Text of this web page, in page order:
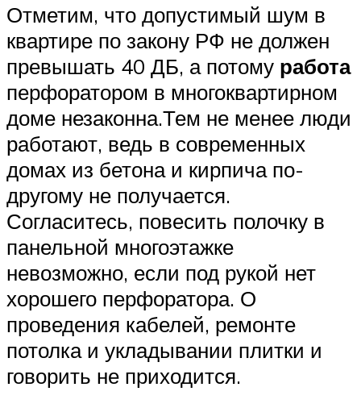
Отметим, что допустимый шум в
квартире по закону РФ не должен
превышать 40 ДБ, а потому работа
перфоратором в многоквартирном
доме незаконна.Тем не менее люди
работают, ведь в современных
домах из бетона и кирпича по-
другому не получается.
Согласитесь, повесить полочку в
панельной многоэтажке
невозможно, если под рукой нет
хорошего перфоратора. О
проведения кабелей, ремонте
потолка и укладывании плитки и
говорить не приходится.